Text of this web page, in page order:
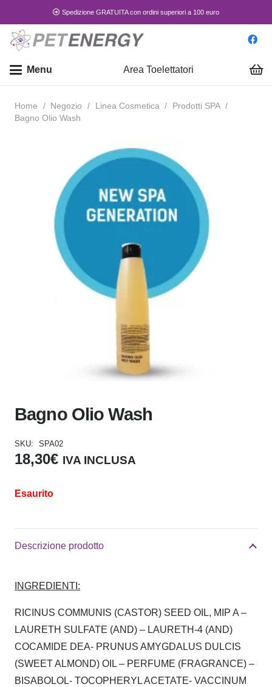
Spedizione GRATUITA con ordini superiori a 100 euro
Menu Area Toelettatori
Home / Negozio / Linea Cosmetica / Prodotti SPA /
Bagno Olio Wash
Bagno Olio Wash
SKU: SPA02
18,30€ IVA INCLUSA
Esaurito
Descrizione prodotto
INGREDIENTI:
RICINUS COMMUNIS (CASTOR) SEED OIL, MIP A –
LAURETH SULFATE (AND) – LAURETH-4 (AND)
COCAMIDE DEA- PRUNUS AMYGDALUS DULCIS
(SWEET ALMOND) OIL – PERFUME (FRAGRANCE) –
BISABOLOL- TOCOPHERYL ACETATE- VACCINUM